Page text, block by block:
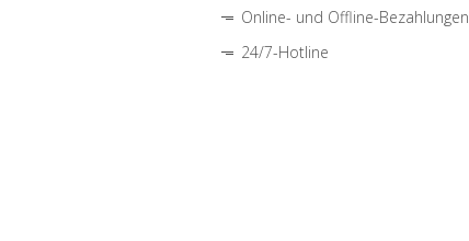
Online- und Offline-Bezahlungen
24/7-Hotline